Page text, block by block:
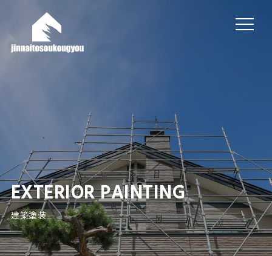
EXTERIOR PAINTING
建築塗装